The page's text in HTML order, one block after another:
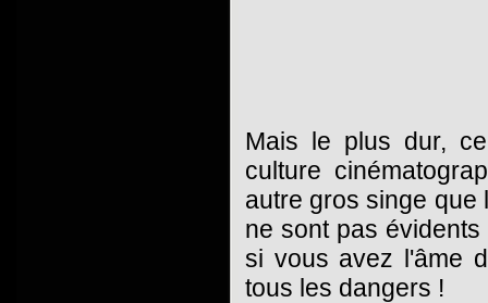
Mais le plus dur,
culture
autre gros singe que
ne sont pas
si vous avez l'âme
tous les dangers !